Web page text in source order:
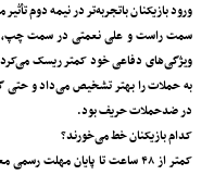
ورود بازیکنان باتجربه‌تر در نیمه دوم
سمت راست و علی نعمتی در سمت چپ،
ویژگی‌های دفاعی خود کمتر ریسک می‌کرد و
به حملات را بهتر تشخیص می‌داد و حتی
در ضدحملات حریف بود.
کدام بازیکنان خط می‌خورند؟